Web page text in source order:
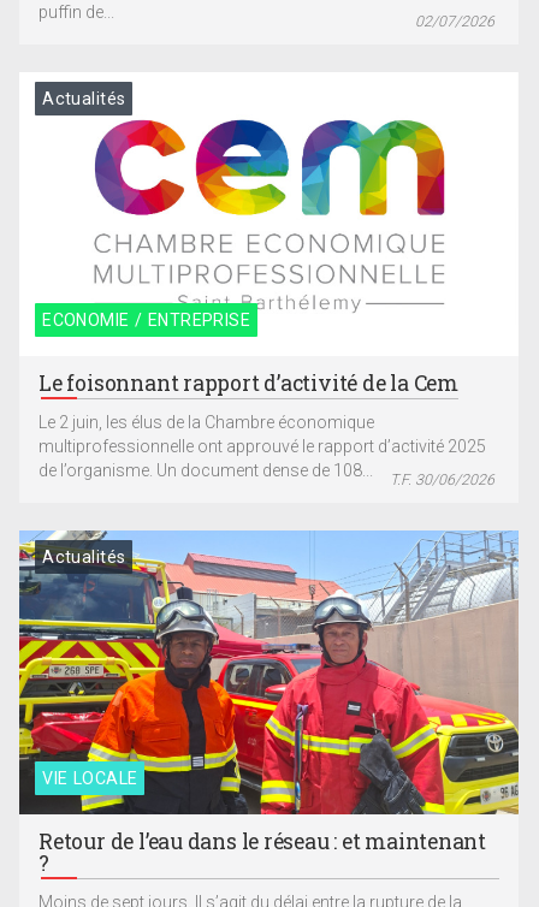
puffin de...
02/07/2026
ECONOMIE / ENTREPRISE
Actualités
Le foisonnant rapport d’activité de la Cem
Le 2 juin, les élus de la Chambre économique
multiprofessionnelle ont approuvé le rapport d’activité 2025
de l’organisme. Un document dense de 108...
T.F. 30/06/2026
VIE LOCALE
Actualités
Retour de l’eau dans le réseau : et maintenant
?
Moins de sept jours. Il s’agit du délai entre la rupture de la